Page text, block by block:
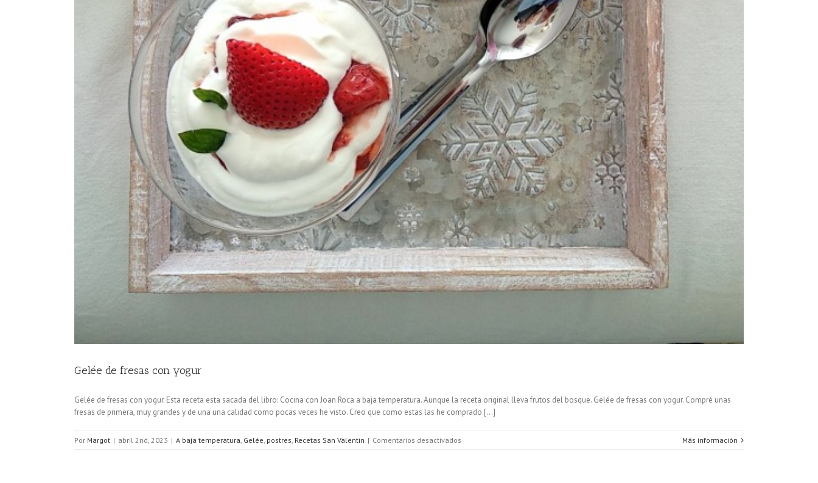
Gelée de fresas con yogur
Gelée de fresas con yogur. Esta receta esta sacada del libro: Cocina con Joan Roca a baja temperatura. Aunque la receta original lleva frutos del bosque. Gelée de fresas con yogur. Compré unas
fresas de primera, muy grandes y de una una calidad como pocas veces he visto. Creo que como estas las he comprado [...]
Por Margot | abril 2nd, 2023 | A baja temperatura Gelée postres Recetas San Valentin | Comentarios desactivados
Gelée
Más información